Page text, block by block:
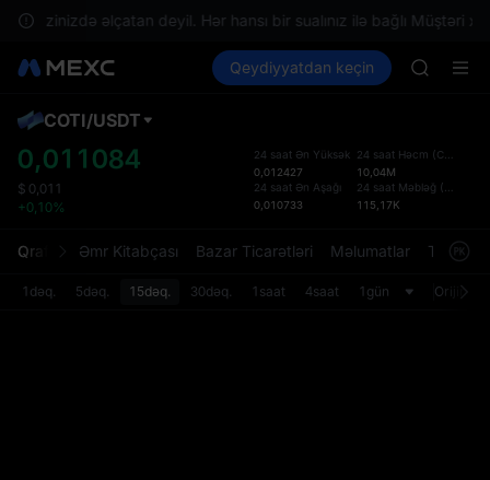
əlçatan deyil. Hər hansı bir sualınız ilə bağlı Müştəri
Bazarlar Spot Futures SPCX
Qeydiyyatdan keçin
SKYAI
AAOI
SKYAI
COTI/USDT
0,011084
$ 0,011
+0,10%
24 saat Ən Yüksək
0,012427
24 saat Ən Aşağı
0,010733
24 saat Həcm (COTI
10,04M
24 saat Məbləğ (
115,17K
Qrafik Əmr Kitabçası Bazar Ticarətləri Məlumatlar
1dəq. 5dəq. 15dəq. 30dəq. 1saat 4saat 1gün Orijinal